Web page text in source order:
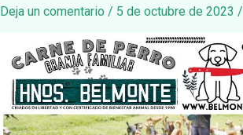
Deja un comentario / 5 de octubre de 2023 /